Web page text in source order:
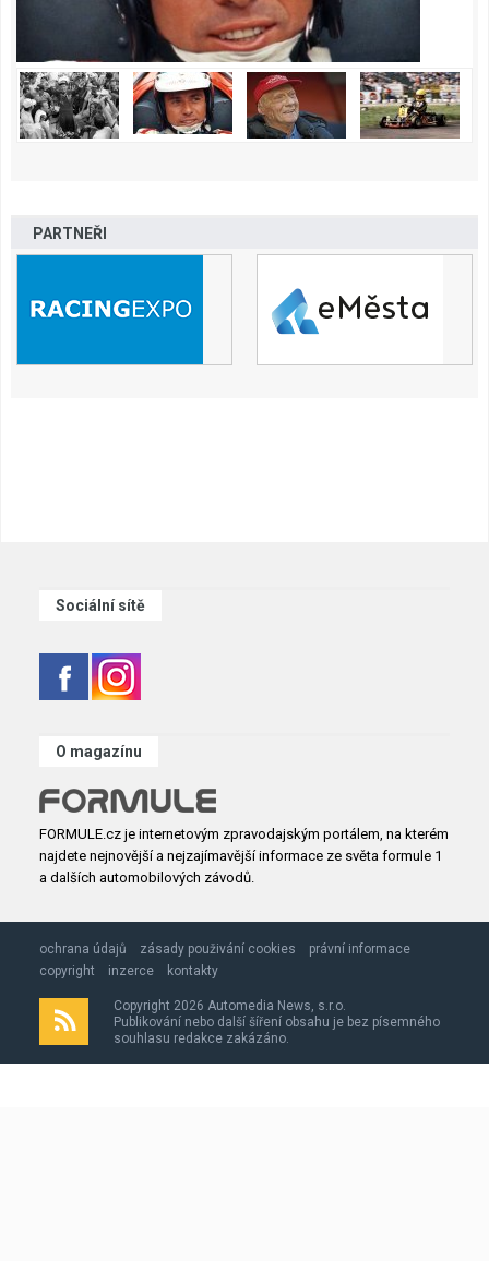
PARTNEŘI
Sociální sítě
O magazínu
FORMULE.cz je internetovým zpravodajským portálem, na kterém
najdete nejnovější a nejzajímavější informace ze světa formule 1
a dalších automobilových závodů.
ochrana údajů zásady použivání cookies
právní informace
copyright
inzerce kontakty
Copyright 2026 Automedia News, s.r.o.
Publikování nebo další šíření obsahu je bez písemného
souhlasu redakce zakázáno.